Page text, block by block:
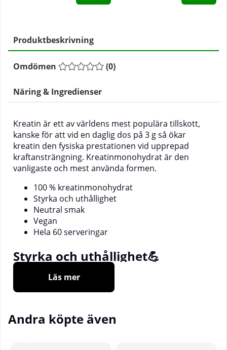
Produktbeskrivning
Omdömen (0)
Näring & Ingredienser
Kreatin är ett av världens mest populära tillskott,
kanske för att vid en daglig dos på 3 g så ökar
kreatin den fysiska prestationen vid upprepad
kraftansträngning. Kreatinmonohydrat är den
vanligaste och mest använda formen.
100 % kreatinmonohydrat
Styrka och uthållighet
Neutral smak
Vegan
Hela 60 serveringar
Styrka och uthållighet💪
Kreatin är ett av de mest populära tillskotten för de
som styrketränar. Kreatin är väl bevisat att vid doser
ökad styrka och muskeluthållighet. Kreatin har
därför en given plats i kostschemat för många
Läs mer
Andra köpte även